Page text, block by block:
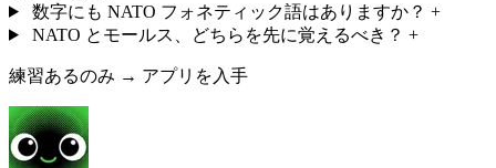
数字にも NATO フォネティック語はありますか？ +
NATO とモールス、どちらを先に覚えるべき？ +
練習あるのみ → アプリを入手